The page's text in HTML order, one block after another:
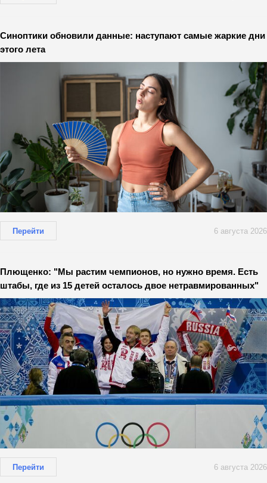
Синоптики обновили данные: наступают самые жаркие дни
этого лета
Перейти 6 августа 2026
Плющенко: "Мы растим чемпионов, но нужно время. Есть
штабы, где из 15 детей осталось двое нетравмированных"
Перейти 6 августа 2026